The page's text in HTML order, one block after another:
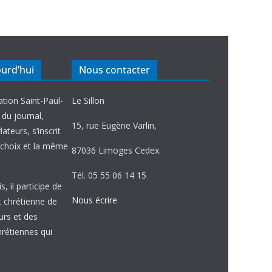
Saint-Paul-
journal,
s’inscrit
et la même
il participe de
chrétienne de
et des
qui
Nous contacter
Le Sillon
15, rue Eugène Varlin,
87036 Limoges Cedex.
Tél. 05 55 06 14 15
Nous écrire